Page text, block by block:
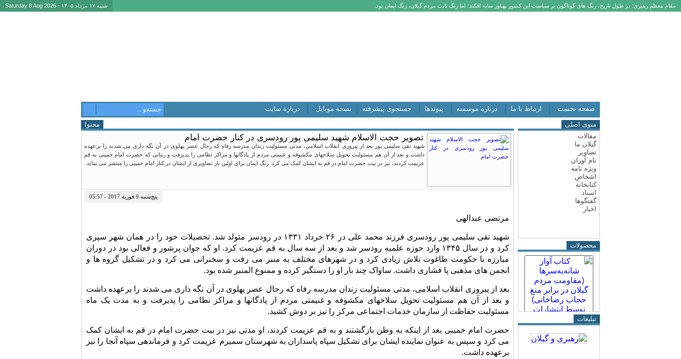
مقام معظم رهبری: در طول تاریخ، رنگ های گوناگون بر سیاست این کشور پهناور سایه افکند؛ اما رنگ ثابت مردم گیلان، رنگ ایمان بود. شنبه ۱۷ مرداد ۱۴۰۵ - Saturday 8 Aug 2026
صفحه نخست ارتباط با ما درباره موسسه پیوندها جستجوی پیشرفته نسخه موبایل درباره سایت
منوی اصلی
مقالات
گیلان ما
تصاویر
نام آوران
ویژه نامه
اشخاص
کتابخانه
اسناد
گفتگوها
اخبار
محصولات
تبلیغات
محتوا
تصویر حجت الاسلام شهید سلیمی پور رودسری در کنار حضرت امام
شهید تقی سلیمی پور بعد از پیروزی انقلاب اسلامی، مدتی مسئولیت زندان مدرسه رفاه که رجال عصر پهلوی در آن نگه داری می شدند را برعهده
داشت و بعد از آن هم مسئولیت تحویل سلاحهای مکشوفه و غنیمتی مردم از پادگانها و مراکز نظامی را پذیرفت و زمانی که حضرت امام خمینی به قم
عزیمت کردند، نیز در بیت حضرت امام در قم به ایشان کمک می کرد. رنگ ایمان برای اولین بار تصاویری از ایشان در کنار امام خمینی را منتشر می نماید.
پنج‌شنبه 9 فوریه 2017 - 05:57
مرتضی عبدالهی
شهید تقی سلیمی پور رودسری فرزند محمد علی در ۲۶ خرداد ۱۳۳۱ در رودسر متولد شد. تحصیلات خود را در همان شهر سپری
کرد و در سال ۱۳۴۵ وارد حوزه علمیه رودسر شد و بعد از سه سال به قم عزیمت کرد. او که جوان پرشور و فعالی بود در دوران
مبارزه با حکومت طاغوت تلاش زیادی کرد و در شهرهای مختلف به منبر می رفت و سخنرانی می کرد و در تشکیل گروه ها و
انجمن های مذهبی پا فشاری داشت. ساواک چند بار او را دستگیر کرده و ممنوع المنبر شده بود.
بعد از پیروزی انقلاب اسلامی، مدتی مسئولیت زندان مدرسه رفاه که رجال عصر پهلوی در آن نگه داری می شدند را برعهده داشت
و بعد از آن هم مسئولیت تحویل سلاحهای مکشوفه و غنیمتی مردم از پادگانها و مراکز نظامی را پذیرفت و به مدت یک ماه
مسئولیت حفاظت از سازمان خدمات اجتماعی مرکز را نیز بر دوش کشید.
حضرت امام خمینی بعد از اینکه به وطن بازگشتند و به قم عزیمت کردند، او مدتی نیز در بیت حضرت امام در قم به ایشان کمک
می کرد و سپس به عنوان نماینده ایشان برای تشکیل سپاه پاسداران به شهرستان سمیرم عزیمت کرد و فرماندهی سپاه آنجا را نیز
برعهده داشت.